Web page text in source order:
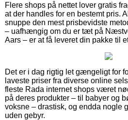
Flere shops på nettet lover gratis
at der handles for en bestemt pris.
snuppe den mest prisbevidste
– uafhængig om du er tæt på
Aars – er at få leveret din pakke til
Det er i dag rigtig let gængeligt for
laveste priser fra diverse online
fleste Rada internet shops været
på deres produkter – til babyer og
voksne – drastisk, og endda nogle
uden gebyr.